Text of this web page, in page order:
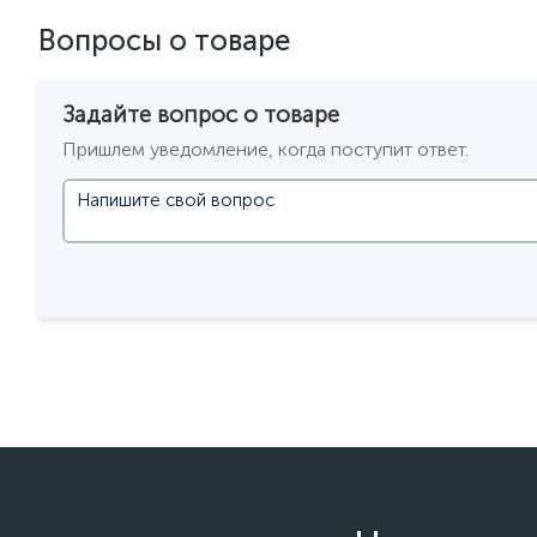
Вопросы о товаре
Задайте вопрос о товаре
Пришлем уведомление, когда поступит ответ.